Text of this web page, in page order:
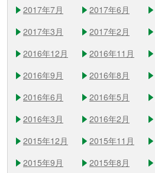
2017年7月
2017年6月
2017年3月
2017年2月
2016年12月
2016年11月
2016年9月
2016年8月
2016年6月
2016年5月
2016年3月
2016年2月
2015年12月
2015年11月
2015年9月
2015年8月